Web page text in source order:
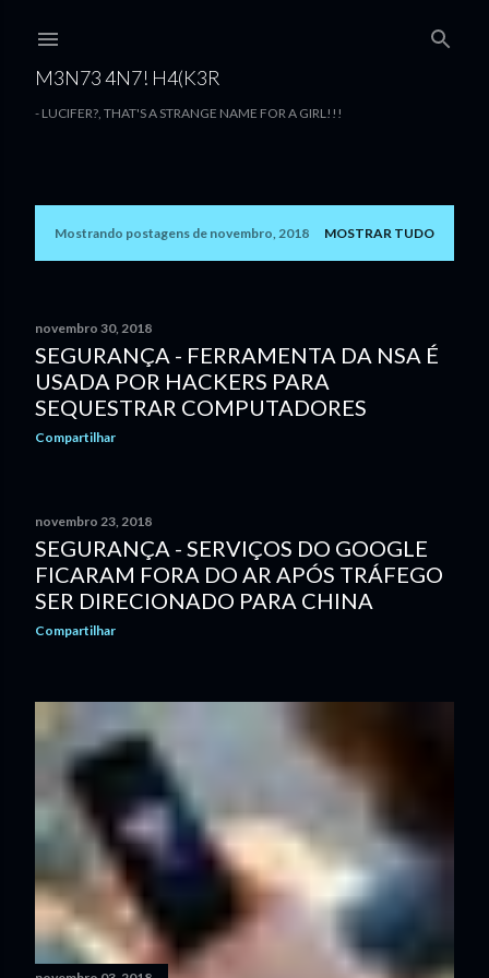
M3N73 4N7! H4(K3R
- LUCIFER?, THAT'S A STRANGE NAME FOR A GIRL!!!
P
s
t
a
g
n
s
Mostrando postagens de novembro, 2018 MOSTRAR TUDO
novembro 30, 2018
SEGURANÇA - FERRAMENTA DA NSA É
USADA POR HACKERS PARA
SEQUESTRAR COMPUTADORES
Compartilhar
novembro 23, 2018
SEGURANÇA - SERVIÇOS DO GOOGLE
FICARAM FORA DO AR APÓS TRÁFEGO
SER DIRECIONADO PARA CHINA
Compartilhar